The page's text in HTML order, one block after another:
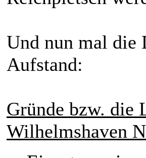
Und nun mal die
Aufstand:
Gründe bzw. die
Wilhelmshaven